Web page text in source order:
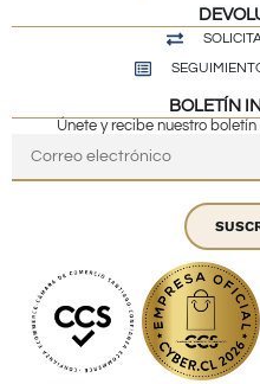
BOLETÍN
Únete y recibe nuestro